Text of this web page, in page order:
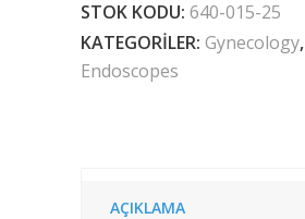
STOK KODU: 640-015-25
KATEGORILER: Gynecology,
Endoscopes
AÇIKLAMA